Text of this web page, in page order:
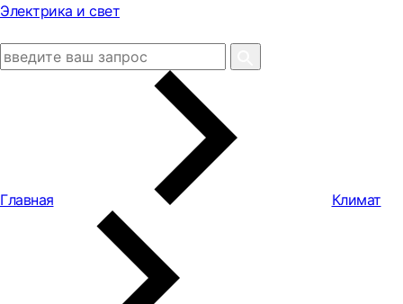
Электрика и свет
Главная Климат